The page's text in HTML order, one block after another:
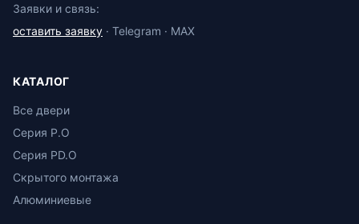
Заявки и связь:
оставить заявку · Telegram · MAX
КАТАЛОГ
Все двери
Серия P.O
Серия PD.O
Скрытого монтажа
Алюминиевые